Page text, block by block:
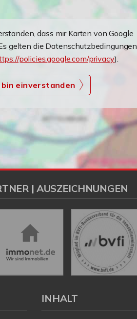
dass mir Karten von Google
gelten die Datenschutzbedingungen
policies.google.com/privacy).
bin einverstanden
| AUSZEICHNUNGEN
INHALT